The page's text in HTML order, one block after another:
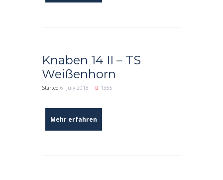
Knaben 14 II – TS
Weißenhorn
Started 6. July 2018 1355
Mehr erfahren